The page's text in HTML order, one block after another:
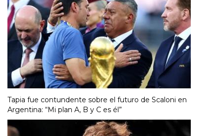
Tapia fue contundente sobre el futuro de Scaloni en
Argentina: “Mi plan A, B y C es él”